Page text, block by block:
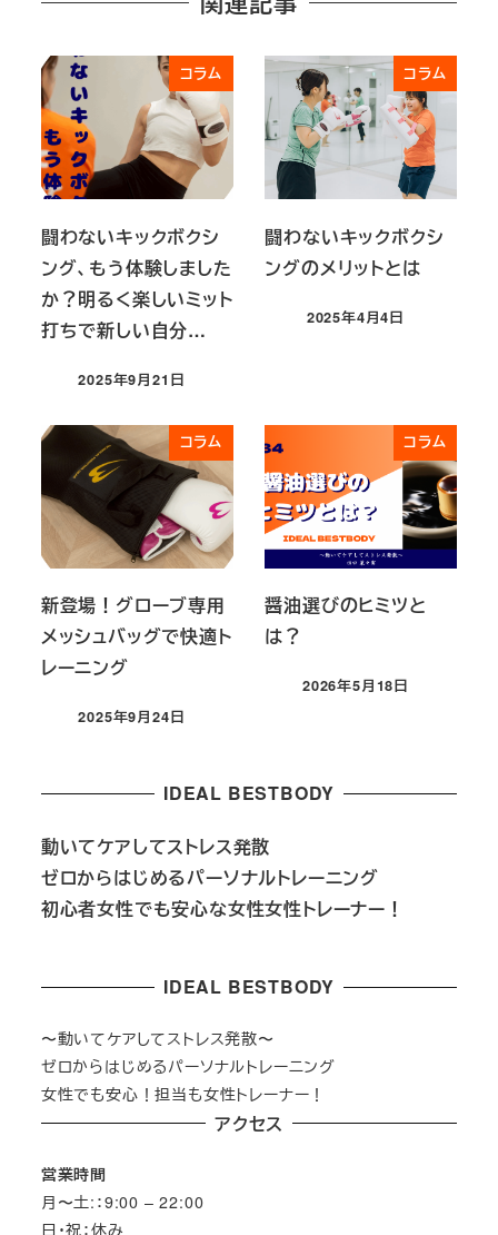
コラム
闘わないキックボクシ
ング、もう体験しました
か？明るく楽しいミット
打ちで新しい自分…
投稿日
2025年9月21日
コラム
闘わないキックボクシ
ングのメリットとは
投稿日
2025年4月4日
コラム
新登場！グローブ専用
メッシュバッグで快適ト
レーニング
投稿日
2025年9月24日
コラム
醤油選びのヒミツと
は？
投稿日
2026年5月18日
IDEAL BESTBODY
動いてケアしてストレス発散
ゼロからはじめるパーソナルトレーニング
初心者女性でも安心な女性女性トレーナー！
IDEAL BESTBODY
〜動いてケアしてストレス発散〜
ゼロからはじめるパーソナルトレーニング
女性でも安心！担当も女性トレーナー！
アクセス
営業時間
月〜土:：9:00 – 22:00
日・祝：休み